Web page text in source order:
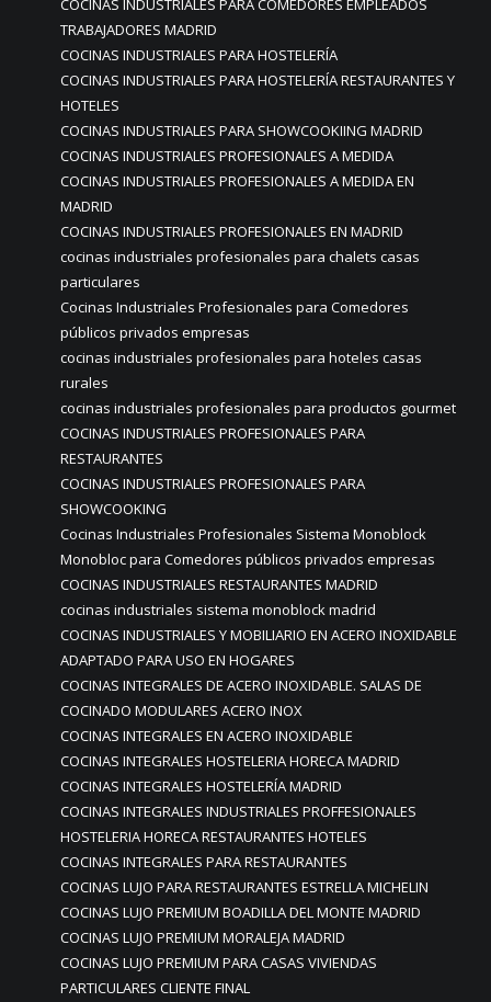
COCINAS INDUSTRIALES PARA COMEDORES EMPLEADOS
TRABAJADORES MADRID
COCINAS INDUSTRIALES PARA HOSTELERÍA
COCINAS INDUSTRIALES PARA HOSTELERÍA RESTAURANTES Y
HOTELES
COCINAS INDUSTRIALES PARA SHOWCOOKIING MADRID
COCINAS INDUSTRIALES PROFESIONALES A MEDIDA
COCINAS INDUSTRIALES PROFESIONALES A MEDIDA EN
MADRID
COCINAS INDUSTRIALES PROFESIONALES EN MADRID
cocinas industriales profesionales para chalets casas
particulares
Cocinas Industriales Profesionales para Comedores
públicos privados empresas
cocinas industriales profesionales para hoteles casas
rurales
cocinas industriales profesionales para productos gourmet
COCINAS INDUSTRIALES PROFESIONALES PARA
RESTAURANTES
COCINAS INDUSTRIALES PROFESIONALES PARA
SHOWCOOKING
Cocinas Industriales Profesionales Sistema Monoblock
Monobloc para Comedores públicos privados empresas
COCINAS INDUSTRIALES RESTAURANTES MADRID
cocinas industriales sistema monoblock madrid
COCINAS INDUSTRIALES Y MOBILIARIO EN ACERO INOXIDABLE
ADAPTADO PARA USO EN HOGARES
COCINAS INTEGRALES DE ACERO INOXIDABLE. SALAS DE
COCINADO MODULARES ACERO INOX
COCINAS INTEGRALES EN ACERO INOXIDABLE
COCINAS INTEGRALES HOSTELERIA HORECA MADRID
COCINAS INTEGRALES HOSTELERÍA MADRID
COCINAS INTEGRALES INDUSTRIALES PROFFESIONALES
HOSTELERIA HORECA RESTAURANTES HOTELES
COCINAS INTEGRALES PARA RESTAURANTES
COCINAS LUJO PARA RESTAURANTES ESTRELLA MICHELIN
COCINAS LUJO PREMIUM BOADILLA DEL MONTE MADRID
COCINAS LUJO PREMIUM MORALEJA MADRID
COCINAS LUJO PREMIUM PARA CASAS VIVIENDAS
PARTICULARES CLIENTE FINAL